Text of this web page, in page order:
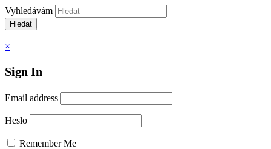
Vyhledávám
Hledat
×
Sign In
Email address
Heslo
Remember Me